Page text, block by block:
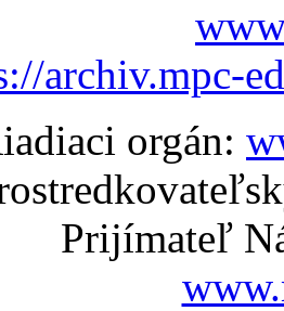
archiv.mpc-
orgán:
Prijímateľ